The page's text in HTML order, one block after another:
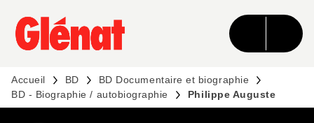
MENU RECHERCHE CONTENU
PIED DE PAGE
Accueil BD
BD Documentaire et biographie
BD - Biographie / autobiographie
Philippe Auguste